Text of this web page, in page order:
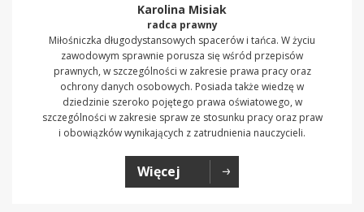
Karolina Misiak
radca prawny
Miłośniczka długodystansowych spacerów i tańca. W życiu
zawodowym sprawnie porusza się wśród przepisów
prawnych, w szczególności w zakresie prawa pracy oraz
ochrony danych osobowych. Posiada także wiedzę w
dziedzinie szeroko pojętego prawa oświatowego, w
szczególności w zakresie spraw ze stosunku pracy oraz praw
i obowiązków wynikających z zatrudnienia nauczycieli.
Więcej